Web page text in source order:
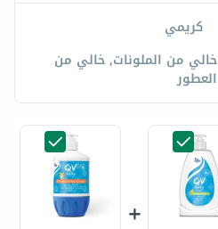
كريمي
خالي من الملونات, خالي من
العطور